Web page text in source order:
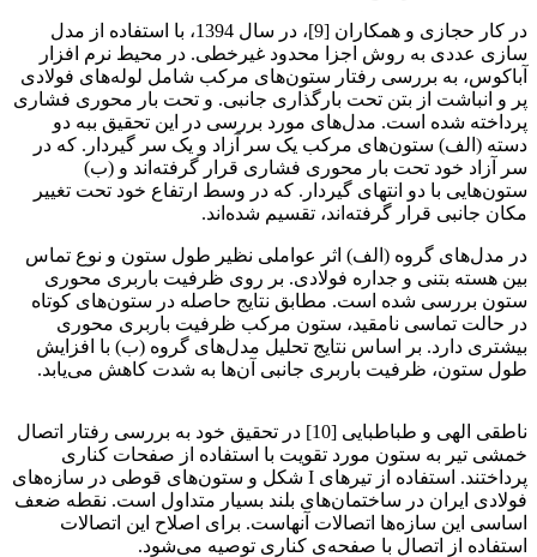
در کار حجازی و همکاران [9]، در سال 1394، با استفاده از مدل
سازی عددی به روش اجزا محدود غیرخطی. در محیط نرم افزار
آباکوس، به بررسی رفتار ستون‌های مرکب شامل لوله‌های فولادی
پر و انباشت از بتن تحت بارگذاری جانبی. و تحت بار محوری فشاری
پرداخته شده است. مدل‌های مورد بررسی در این تحقیق ببه دو
دسته (الف) ستون‌های مرکب یک سر آزاد و یک سر گیردار. که در
سر آزاد خود تحت بار محوری فشاری قرار گرفته‌اند و (ب)
ستون‌هایی با دو انتهای گیردار. که در وسط ارتفاع خود تحت تغییر
مکان جانبی قرار گرفته‌اند، تقسیم شده‌اند.
در مدل‌های گروه (الف) اثر عواملی نظیر طول ستون و نوع تماس
بین هسته بتنی و جداره فولادی. بر روی ظرفیت باربری محوری
ستون بررسی شده است. مطابق نتایج حاصله در ستون‌های کوتاه
در حالت تماسی نامقید، ستون مرکب ظرفیت باربری محوری
بیشتری دارد. بر اساس نتایج تحلیل مدل‌های گروه (ب) با افزایش
طول ستون، ظرفیت باربری جانبی آن‌ها به شدت کاهش می‌یابد.
ناطقی الهی و طباطبایی [10] در تحقیق خود به بررسی رفتار اتصال
خمشی تیر به ستون مورد تقویت با استفاده از صفحات کناری
پرداختند. استفاده از تیرهای I شکل و ستون‌های قوطی در سازه‌های
فولادی ایران در ساختمان‌های بلند بسیار متداول است. نقطه ضعف
اساسی این سازه‌ها اتصالات آنهاست. برای اصلاح این اتصالات
استفاده از اتصال با صفحه‌ی کناری توصیه می‌شود.